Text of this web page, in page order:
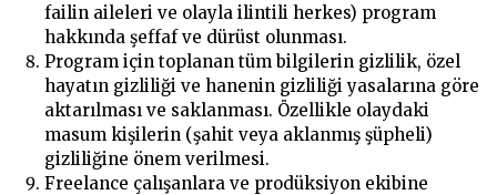
failin aileleri ve olayla ilintili herkes) program
hakkında şeffaf ve dürüst olunması.
Program için toplanan tüm bilgilerin gizlilik, özel
hayatın gizliliği ve hanenin gizliliği yasalarına göre
aktarılması ve saklanması. Özellikle olaydaki
masum kişilerin (şahit veya aklanmış şüpheli)
gizliliğine önem verilmesi.
Freelance çalışanlara ve prodüksiyon ekibine